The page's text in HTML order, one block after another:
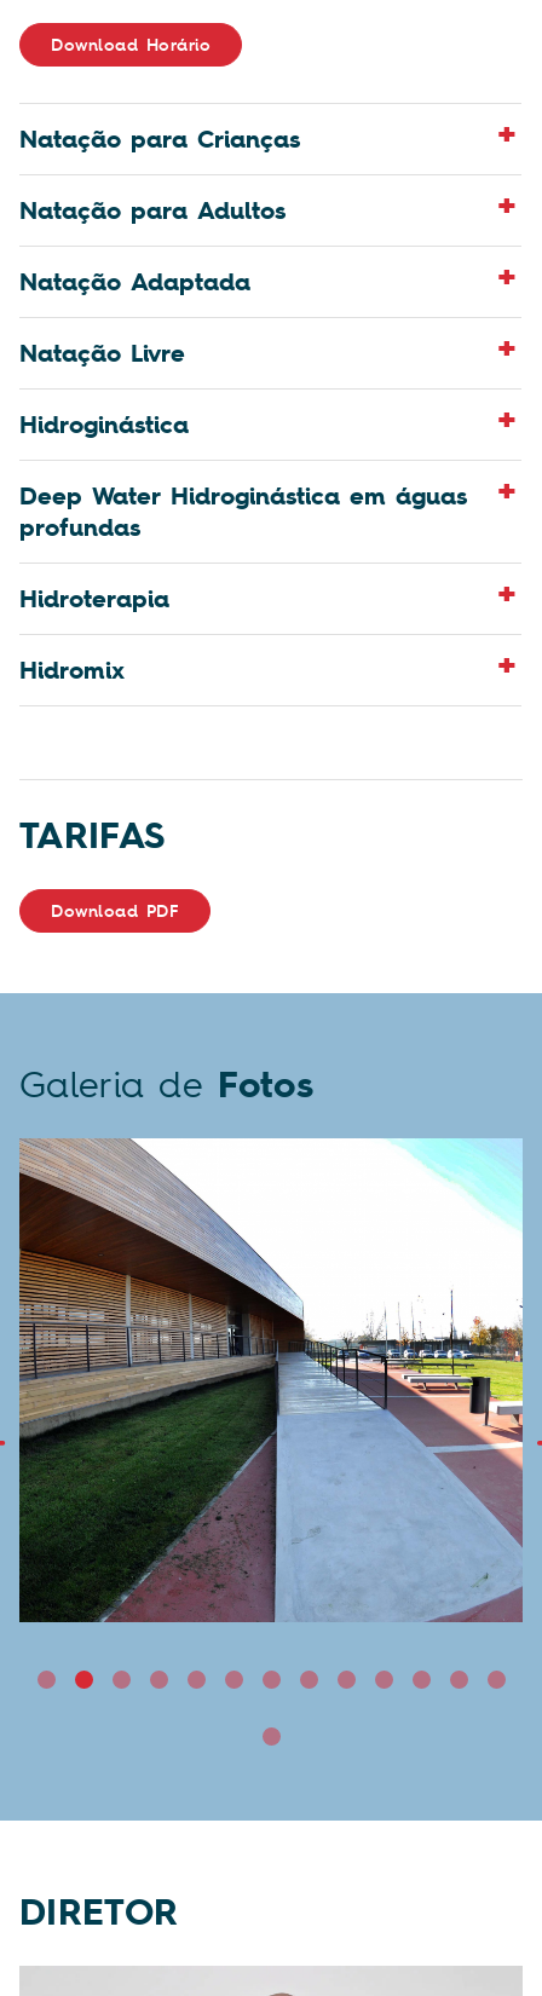
Download Horário
Natação para Crianças
Natação para Adultos
Natação Adaptada
Natação Livre
Hidroginástica
Deep Water Hidroginástica em águas
profundas
Hidroterapia
Hidromix
TARIFAS
Download PDF
Galeria de Fotos
DIRETOR